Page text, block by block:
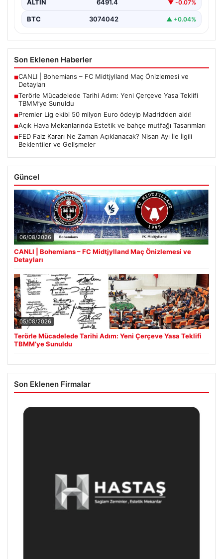
ALTIN 6491.4 ▼ -0.07%
BTC 3074042 ▲ +0.04%
Son Eklenen Haberler
■CANLI | Bohemians – FC Midtjylland Maç Önizlemesi ve
Detayları
■Terörle Mücadelede Tarihi Adım: Yeni Çerçeve Yasa Teklifi
TBMM’ye Sunuldu
■Premier Lig ekibi 50 milyon Euro ödeyip Madrid’den aldı!
■Açık Hava Mekanlarında Estetik ve bahçe mutfağı Tasarımları
■FED Faiz Kararı Ne Zaman Açıklanacak? Nisan Ayı İle İlgili
Beklentiler ve Gelişmeler
Güncel
06/08/2026
CANLI | Bohemians – FC Midtjylland Maç Önizlemesi ve
Detayları
05/08/2026
Terörle Mücadelede Tarihi Adım: Yeni Çerçeve Yasa Teklifi
TBMM’ye Sunuldu
Son Eklenen Firmalar